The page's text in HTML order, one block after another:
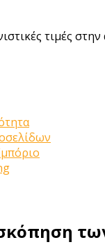
τιμές